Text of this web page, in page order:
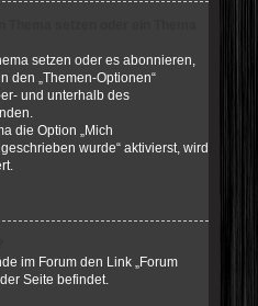
setzen oder es abonnieren,
den „Themen-Optionen“
und unterhalb des
die Option „Mich
wurde“ aktivierst, wird
im Forum den Link „Forum
Seite befindet.